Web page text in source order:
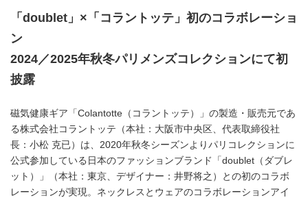
「 doublet 」 × 「コラントッテ」初のコラボレーショ
ン
2024／2025年秋冬パリメンズコレクションにて初
披露
磁気健康ギア「Colantotte（コラントッテ）」の製造・販売元であ
る株式会社コラントッテ（本社：大阪市中央区、代表取締役社
長：小松 克已）は、2020年秋冬シーズンよりパリコレクションに
公式参加している日本のファッションブランド「doublet（ダブレ
ット）」（本社：東京、デザイナー：井野将之）との初のコラボ
レーションが実現。ネックレスとウェアのコラボレーションアイ